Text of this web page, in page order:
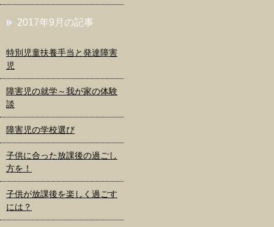
2017年9月の記事
特別児童扶養手当と発達障害
児
障害児の就学～我が家の体験
談
障害児の学校選び
子供に合った放課後の過ごし
方を！
子供が放課後を楽しく過ごす
には？